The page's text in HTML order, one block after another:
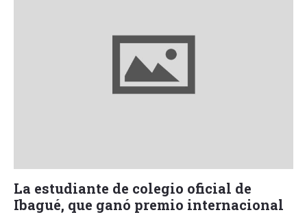
La estudiante de colegio oficial de
Ibagué, que ganó premio internacional